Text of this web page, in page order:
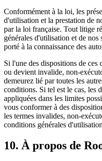
Conformément à la loi, les
d'utilisation et la prestation de
par la loi française. Tout litige
générales d'utilisation et de
porté à la connaissance des
Si l'une des dispositions de
ou devient invalide, non-
demeurez lié par toutes les
conditions. Si tel est le cas, les
appliquées dans les limites
vous conformer à des
les termes invalides, non-
conditions générales
10. À propos de